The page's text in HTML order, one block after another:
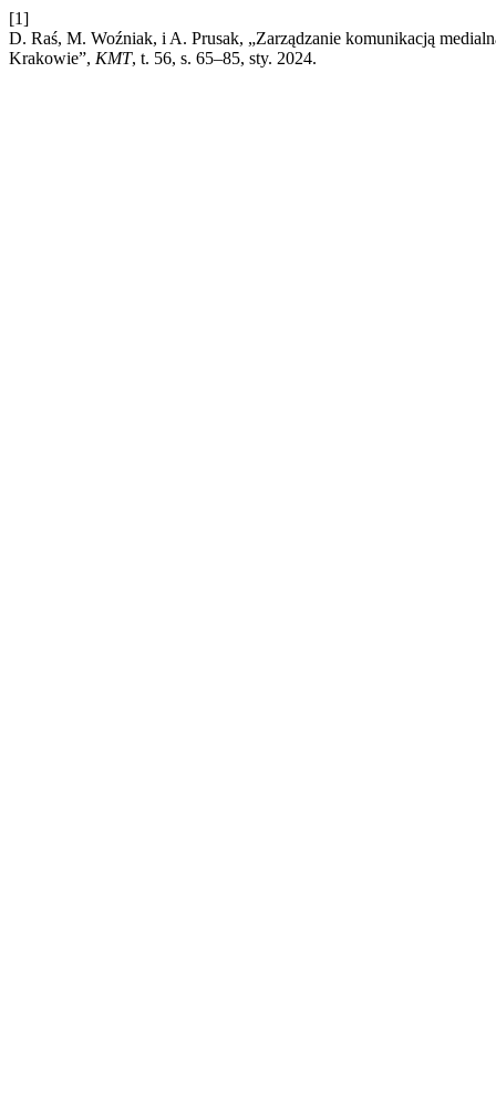
[1]
D. Raś, M. Woźniak, i A. Prusak, „Zarządzanie komunikacją
Krakowie”, KMT, t. 56, s. 65–85, sty. 2024.